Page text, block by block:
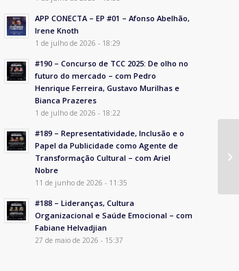
APP CONECTA – EP #01 – Afonso Abelhão,
Irene Knoth
1 de julho de 2026 - 18:29
#190 – Concurso de TCC 2025: De olho no
futuro do mercado – com Pedro
Henrique Ferreira, Gustavo Murilhas e
Bianca Prazeres
1 de julho de 2026 - 18:22
#189 – Representatividade, Inclusão e o
Papel da Publicidade como Agente de
Transformação Cultural – com Ariel
Nobre
11 de junho de 2026 - 11:35
#188 – Lideranças, Cultura
Organizacional e Saúde Emocional – com
Fabiane Helvadjian
27 de maio de 2026 - 15:37